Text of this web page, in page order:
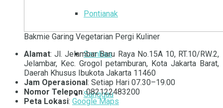
Pontianak
Sambas
Sanggau
Bakmie Garing Vegetarian Pergi Kuliner
Alamat: Jl. Jelambar Baru Raya No.15A 10, RT.10/RW.2,
Jelambar, Kec. Grogol petamburan, Kota Jakarta Barat,
Daerah Khusus Ibukota Jakarta 11460
Jam Operasional: Setiap Hari 07.30–19.00
Nomor Telepon: 082122483200
Peta Lokasi: Google Maps